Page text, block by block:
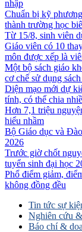
nhập
Chuẩn bị kỹ
thành trường học
Từ 15/8, sinh viên
Giáo viên có 10
môn được xếp là
Một bộ sách giáo
cơ chế sử dụng
Diện mạo mới dự
tính, có thể chia
Hơn 7,1 triệu
hiểu nhầm
Bộ Giáo dục và
2026
Trước giờ chốt
tuyển sinh đại học
Phổ điểm giảm,
không đồng đều
Tin tức sự
Nghiên cứu
Báo chí &